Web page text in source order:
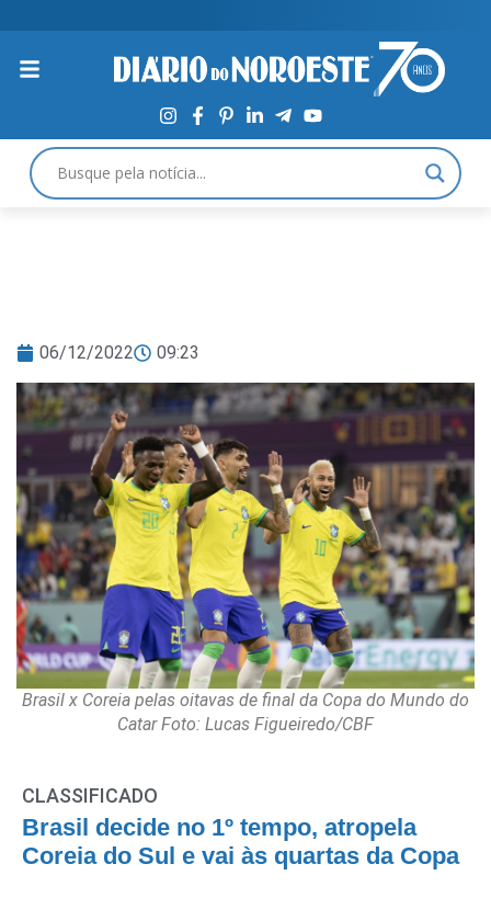
06/12/2022 09:23
Brasil x Coreia pelas oitavas de final da Copa do Mundo do
Catar Foto: Lucas Figueiredo/CBF
CLASSIFICADO
Brasil decide no 1º tempo, atropela
Coreia do Sul e vai às quartas da Copa